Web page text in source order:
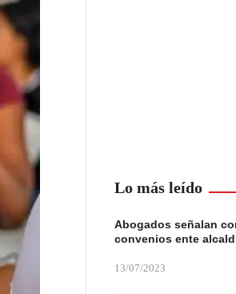
Lo más leído
Abogados señalan
convenios ente
13/07/2023